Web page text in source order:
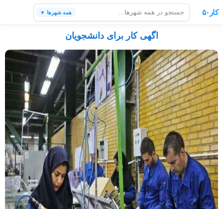
کار۵۰ همه شهرها ▼
اگهی کار برای دانشجویان